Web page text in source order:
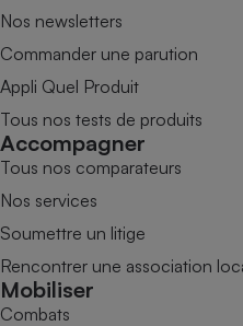
Nos newsletters
Commander une parution
Appli Quel Produit
Tous nos tests de produits
Accompagner
Tous nos comparateurs
Nos services
Soumettre un litige
Rencontrer une association
Mobiliser
Combats